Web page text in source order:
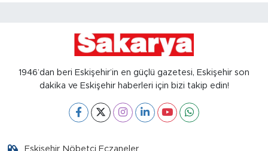
1946’dan beri Eskişehir’in en güçlü gazetesi, Eskişehir son
dakika ve Eskişehir haberleri için bizi takip edin!
Eskişehir Nöbetçi Eczaneler